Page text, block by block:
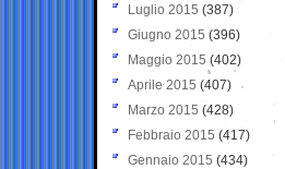
Luglio 2015 (387)
Giugno 2015 (396)
Maggio 2015 (402)
Aprile 2015 (407)
Marzo 2015 (428)
Febbraio 2015 (417)
Gennaio 2015 (434)